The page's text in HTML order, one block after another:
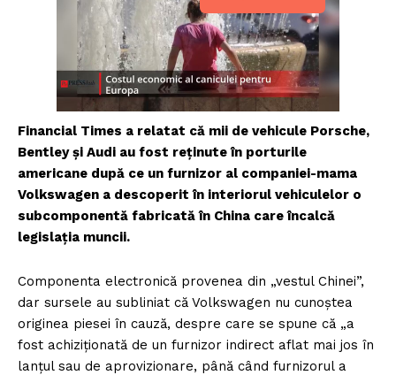
Financial Times a relatat că mii de vehicule Porsche,
Bentley și Audi au fost reținute în porturile
americane după ce un furnizor al companiei-mama
Volkswagen a descoperit în interiorul vehiculelor o
subcomponentă fabricată în China care încalcă
legislația muncii.
Componenta electronică provenea din „vestul Chinei”,
dar sursele au subliniat că Volkswagen nu cunoștea
originea piesei în cauză, despre care se spune că „a
fost achiziționată de un furnizor indirect aflat mai jos în
lanțul sau de aprovizionare, până când furnizorul a